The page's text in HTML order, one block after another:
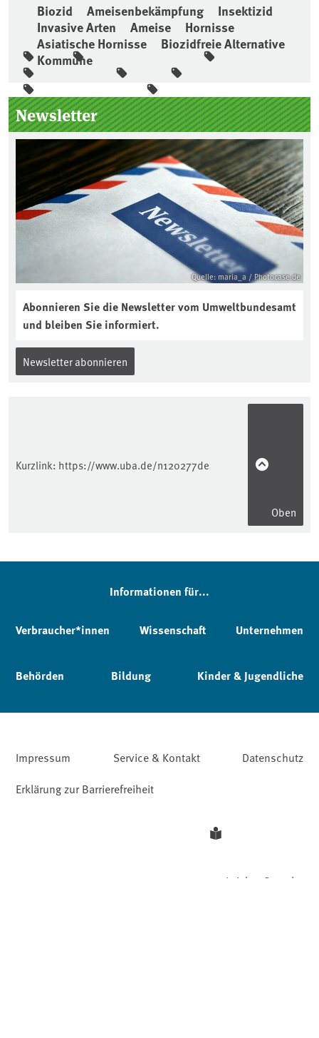
Biozid Ameisenbekämpfung
Insektizid
Invasive Arten
Ameise
Hornisse
Asiatische Hornisse
Biozidfreie Alternative
Kommune
Seitenleiste
Newsletter
Quelle: maria_a / Photocase.de
Abonnieren Sie die Newsletter vom Umweltbundesamt
und bleiben Sie informiert.
Newsletter abonnieren
Kurzlink: https://www.uba.de/n120277de
Oben
Informationen für...
Verbraucher*innen Wissenschaft Unternehmen
Behörden Bildung Kinder & Jugendliche
Impressum Service & Kontakt
Datenschutz
Erklärung zur Barrierefreiheit
Leichte Sprache